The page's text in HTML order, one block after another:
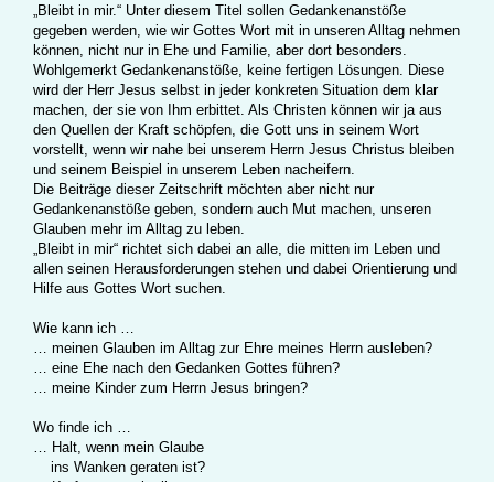
„Bleibt in mir.“ Unter diesem Titel sollen Gedankenanstöße
gegeben werden, wie wir Gottes Wort mit in unseren Alltag nehmen
können, nicht nur in Ehe und Familie, aber dort besonders.
Wohlgemerkt Gedankenanstöße, keine fertigen Lösungen. Diese
wird der Herr Jesus selbst in jeder konkreten Situation dem klar
machen, der sie von Ihm erbittet. Als Christen können wir ja aus
den Quellen der Kraft schöpfen, die Gott uns in seinem Wort
vorstellt, wenn wir nahe bei unserem Herrn Jesus Christus bleiben
und seinem Beispiel in unserem Leben nacheifern.
Die Beiträge dieser Zeitschrift möchten aber nicht nur
Gedankenanstöße geben, sondern auch Mut machen, unseren
Glauben mehr im Alltag zu leben.
„Bleibt in mir“ richtet sich dabei an alle, die mitten im Leben und
allen seinen Herausforderungen stehen und dabei Orientierung und
Hilfe aus Gottes Wort suchen.
Wie kann ich …
… meinen Glauben im Alltag zur Ehre meines Herrn ausleben?
… eine Ehe nach den Gedanken Gottes führen?
… meine Kinder zum Herrn Jesus bringen?
Wo finde ich …
… Halt, wenn mein Glaube
ins Wanken geraten ist?